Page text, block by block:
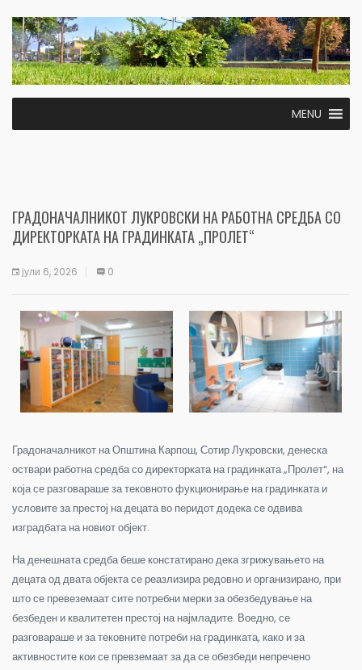
MENU
ГРАДОНАЧАЛНИКОТ ЛУКРОВСКИ НА РАБОТНА СРЕДБА СО
ДИРЕКТОРКАТА НА ГРАДИНКАТА „ПРОЛЕТ“
јули 6, 2026 0
Градоначалникот на Општина Карпош, Сотир Лукровски, денеска
оствари работна средба со директорката на градинката „Пролет“, на
која се разговараше за тековното фукционирање на градинката и
условите за престој на децата во перидот додека се одвива
изградбата на новиот објект.
На денешната средба беше констатирано дека згрижувањето на
децата од двата објекта се реазлизира редовно и организирано, при
што се превеземаат сите потребни мерки за обезбедување на
безбеден и квалитетен престој на најмладите. Воедно, се
разговараше и за тековните потреби на градинката, како и за
активностите кои се превземаат за да се обезбеди непречено